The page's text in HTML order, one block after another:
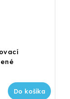
Do košíka